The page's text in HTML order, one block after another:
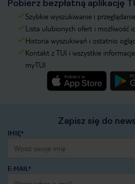
Pobierz bezpłatną aplikację
Szybkie wyszukiwanie i
Lista ulubionych ofert i możliwość
Historia wyszukiwań i ostatnio
Kontakt z TUI i wszystkie
myTUI
Zapisz się do
IMIĘ*
E-MAIL*